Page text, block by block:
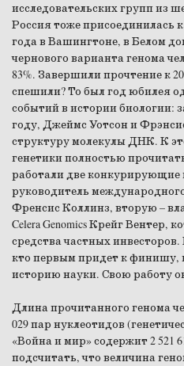
исследовательских групп из
Россия тоже присоединилась
года в Вашингтоне, в Белом
чернового варианта генома
83%. Завершили прочтение к
спешили? То был год юбилея
событий в истории биологии:
году, Джеймс Уотсон и
структуру молекулы ДНК. К
генетики полностью
работали две конкурирующие
руководитель
Френсис Коллинз, вторую –
Celera Genomics Крейг Вентер,
средства частных
кто первым придет к финишу,
историю науки. Свою работу
Длина прочитанного генома
029 пар нуклеотидов
«Война и мир» содержит 2 521
подсчитать, что величина